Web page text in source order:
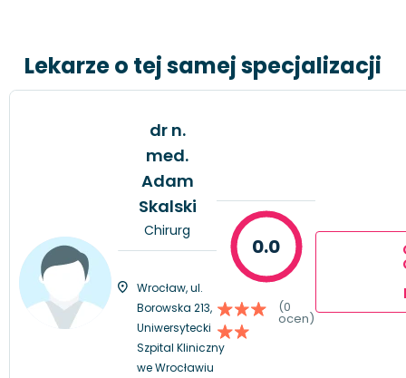
Lekarze o tej samej specjalizacji
dr n.
med.
Adam
Skalski
Chirurg
Wrocław, ul.
Borowska 213,
Uniwersytecki
Szpital Kliniczny
we Wrocławiu
0.0
(0
ocen)